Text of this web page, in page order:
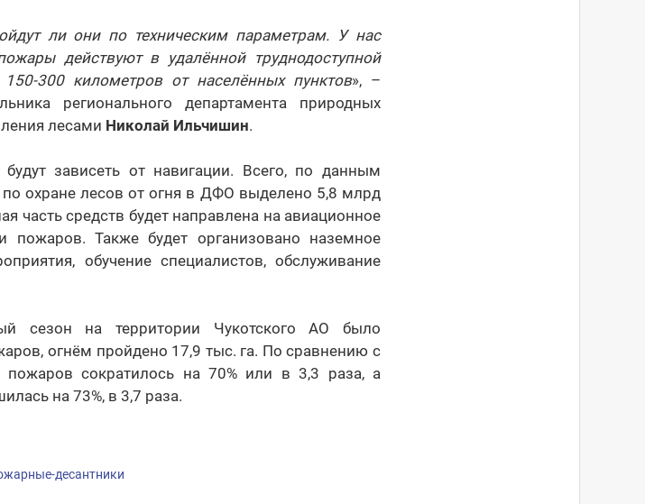
ли они по техническим параметрам. У нас
действуют в удалённой труднодоступной
300 километров от населённых пунктов», –
регионального департамента природных
лесами Николай Ильчишин.
зависеть от навигации. Всего, по данным
по охране лесов от огня в ДФО выделено 5,8 млрд
часть средств будет направлена на авиационное
пожаров. Также будет организовано наземное
обучение специалистов, обслуживание
сезон на территории Чукотского АО было
огнём пройдено 17,9 тыс. га. По сравнению с
сократилось на 70% или в 3,3 раза, а
на 73%, в 3,7 раза.
десантники